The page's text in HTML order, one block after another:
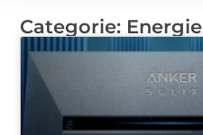
Categorie: Energie